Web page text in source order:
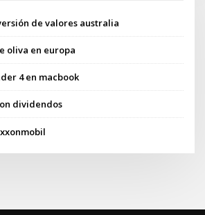
de valores australia
oliva en europa
4 en macbook
dividendos